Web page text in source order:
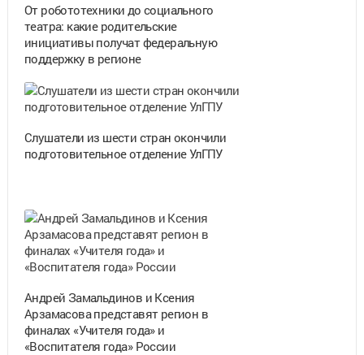
От робототехники до социального
театра: какие родительские
инициативы получат федеральную
поддержку в регионе
Cлушатели из шести стран окончили
подготовительное отделение УлГПУ
Андрей Замальдинов и Ксения
Арзамасова представят регион в
финалах «Учителя года» и
«Воспитателя года» России